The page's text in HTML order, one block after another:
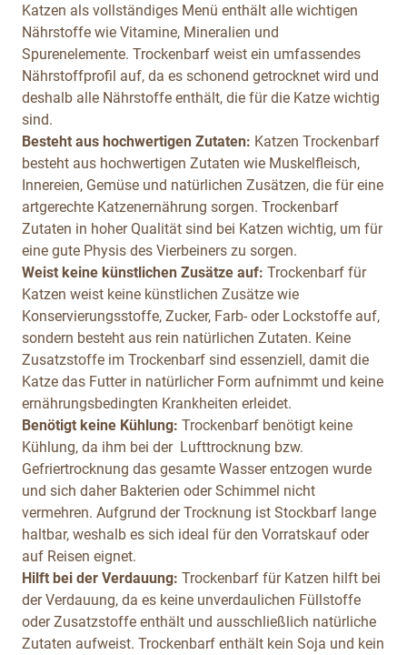
Katzen als vollständiges Menü enthält alle wichtigen
Nährstoffe wie Vitamine, Mineralien und
Spurenelemente. Trockenbarf weist ein umfassendes
Nährstoffprofil auf, da es schonend getrocknet wird und
deshalb alle Nährstoffe enthält, die für die Katze wichtig
sind.
Besteht aus hochwertigen Zutaten: Katzen Trockenbarf
besteht aus hochwertigen Zutaten wie Muskelfleisch,
Innereien, Gemüse und natürlichen Zusätzen, die für eine
artgerechte Katzenernährung sorgen. Trockenbarf
Zutaten in hoher Qualität sind bei Katzen wichtig, um für
eine gute Physis des Vierbeiners zu sorgen.
Weist keine künstlichen Zusätze auf: Trockenbarf für
Katzen weist keine künstlichen Zusätze wie
Konservierungsstoffe, Zucker, Farb- oder Lockstoffe auf,
sondern besteht aus rein natürlichen Zutaten. Keine
Zusatzstoffe im Trockenbarf sind essenziell, damit die
Katze das Futter in natürlicher Form aufnimmt und keine
ernährungsbedingten Krankheiten erleidet.
Benötigt keine Kühlung: Trockenbarf benötigt keine
Kühlung, da ihm bei der Lufttrocknung bzw.
Gefriertrocknung das gesamte Wasser entzogen wurde
und sich daher Bakterien oder Schimmel nicht
vermehren. Aufgrund der Trocknung ist Stockbarf lange
haltbar, weshalb es sich ideal für den Vorratskauf oder
auf Reisen eignet.
Hilft bei der Verdauung: Trockenbarf für Katzen hilft bei
der Verdauung, da es keine unverdaulichen Füllstoffe
oder Zusatzstoffe enthält und ausschließlich natürliche
Zutaten aufweist. Trockenbarf enthält kein Soja und kein